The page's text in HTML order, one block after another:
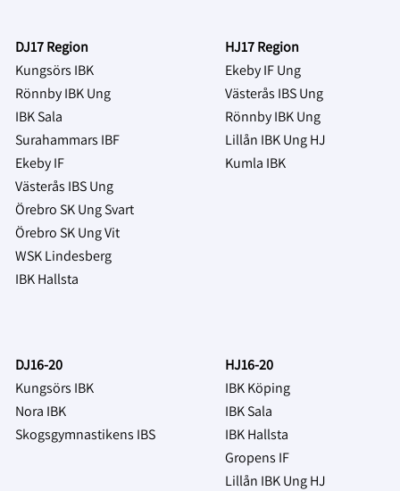
DJ17 Region
HJ17 Region
Kungsörs IBK
Ekeby IF Ung
Rönnby IBK Ung
Västerås IBS Ung
IBK Sala
Rönnby IBK Ung
Surahammars IBF
Lillån IBK Ung HJ
Ekeby IF
Kumla IBK
Västerås IBS Ung
Örebro SK Ung Svart
Örebro SK Ung Vit
WSK Lindesberg
IBK Hallsta
DJ16-20
HJ16-20
Kungsörs IBK
IBK Köping
Nora IBK
IBK Sala
Skogsgymnastikens IBS
IBK Hallsta
Gropens IF
Lillån IBK Ung HJ